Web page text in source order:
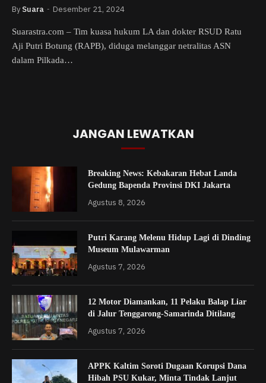
By Suara Desember 21, 2024
Suarastra.com – Tim kuasa hukum LA dan dokter RSUD Ratu
Aji Putri Botung (RAPB), diduga melanggar netralitas ASN
dalam Pilkada…
JANGAN LEWATKAN
Breaking News: Kebakaran Hebat Landa
Gedung Bapenda Provinsi DKI Jakarta
Agustus 8, 2026
Putri Karang Melenu Hidup Lagi di Dinding
Museum Mulawarman
Agustus 7, 2026
12 Motor Diamankan, 11 Pelaku Balap Liar
di Jalur Tenggarong-Samarinda Ditilang
Agustus 7, 2026
APPK Kaltim Soroti Dugaan Korupsi Dana
Hibah PSU Kukar, Minta Tindak Lanjut